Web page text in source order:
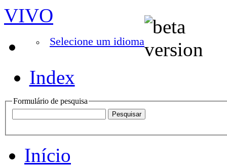
VIVO
Selecione um idioma
Index
Formulário de pesquisa
Início